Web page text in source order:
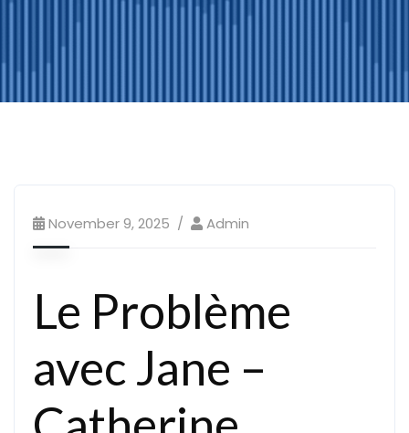
November 9, 2025 Admin
Le Problème
avec Jane –